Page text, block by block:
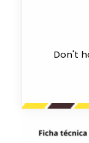
Don't